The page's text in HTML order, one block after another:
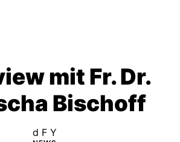
mit Fr. Dr.
Bischoff
d F Y